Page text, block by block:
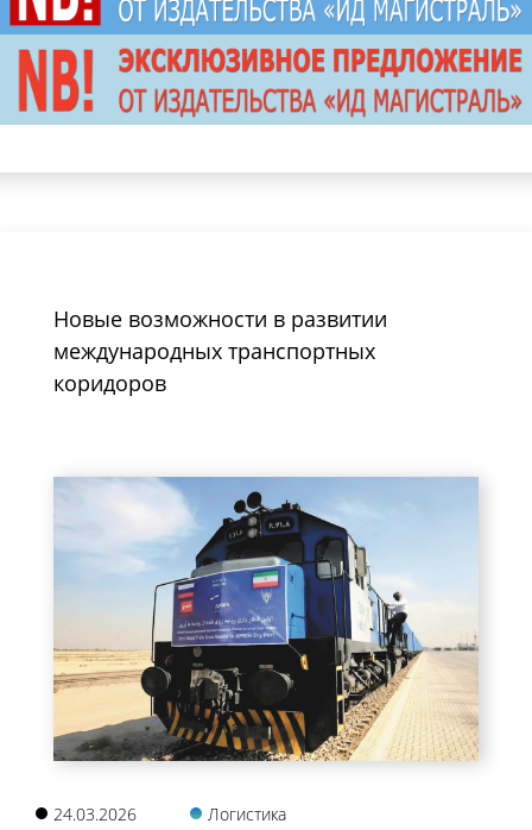
Новые возможности в развитии
международных транспортных
коридоров
24.03.2026 Логистика